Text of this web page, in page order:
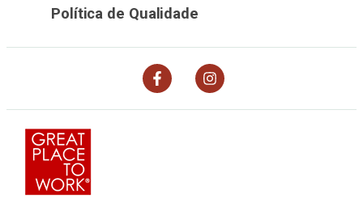
Política de Qualidade